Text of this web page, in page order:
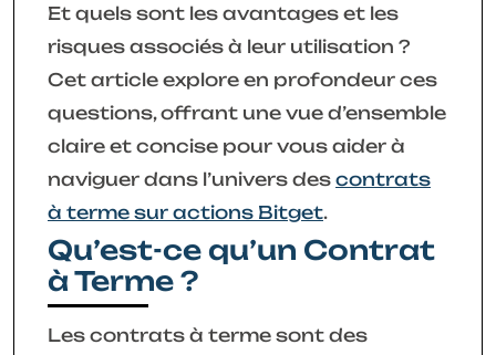
Et quels sont les avantages et les
risques associés à leur utilisation ?
Cet article explore en profondeur ces
questions, offrant une vue d’ensemble
claire et concise pour vous aider à
naviguer dans l’univers des contrats
à terme sur actions Bitget.
Qu’est-ce qu’un Contrat
à Terme ?
Les contrats à terme sont des